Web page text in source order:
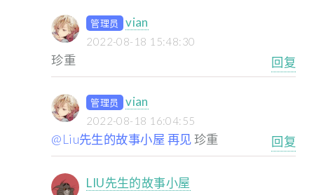
管理员 vian
2022-08-18 15:48:30
珍重 回复
管理员 vian
2022-08-18 16:04:55
@Liu先生的故事小屋 再见珍重 回复
LIU先生的故事小屋